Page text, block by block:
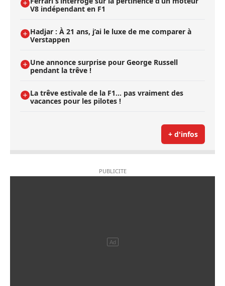
V8 indépendant en F1
Hadjar : À 21 ans, j’ai le luxe de me comparer à
Verstappen
Une annonce surprise pour George Russell
pendant la trêve !
La trêve estivale de la F1... pas vraiment des
vacances pour les pilotes !
+ d'infos